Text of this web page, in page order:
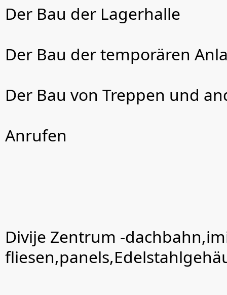
Der Bau der Lagerhalle
Der Bau der temporären
Der Bau von Treppen und
Anrufen
Divije Zentrum -